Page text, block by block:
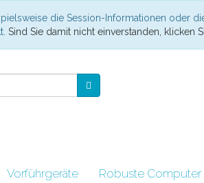
die Session-Informationen oder
Sind Sie damit nicht einverstanden, klicken
Vorführgeräte
Robuste Computer